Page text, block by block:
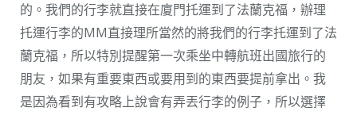
的。我們的行李就直接在廈門托運到了法蘭克福，辦理
托運行李的MM直接理所當然的將我們的行李托運到了法
蘭克福，所以特別提醒第一次乘坐中轉航班出國旅行的
朋友，如果有重要東西或要用到的東西要提前拿出。我
是因為看到有攻略上說會有弄丟行李的例子，所以選擇